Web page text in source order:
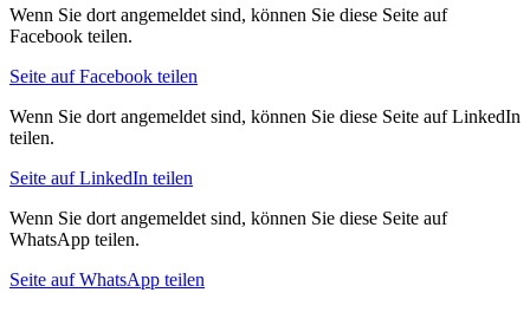
Wenn Sie dort angemeldet sind, können Sie diese Seite auf
Facebook teilen.
Seite auf Facebook teilen
Wenn Sie dort angemeldet sind, können Sie diese Seite auf LinkedIn
teilen.
Seite auf LinkedIn teilen
Wenn Sie dort angemeldet sind, können Sie diese Seite auf
WhatsApp teilen.
Seite auf WhatsApp teilen